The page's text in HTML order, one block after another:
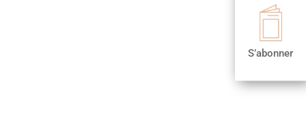
S’abonner

S’abonner